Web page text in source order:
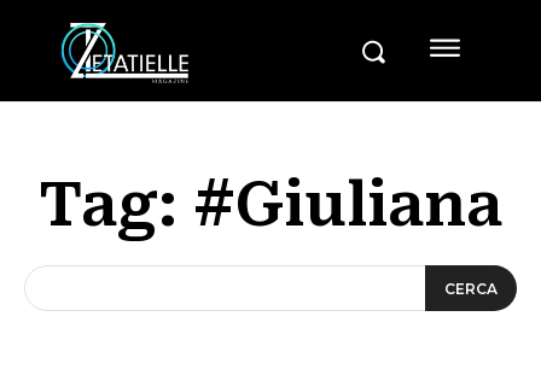
Tag: #Giuliana
CERCA